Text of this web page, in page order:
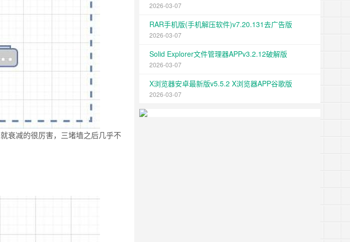
衰减的很厉害，三堵墙之后几乎不
2026-03-07
RAR手机版(手机解压软件)v7.20.131去广告版
2026-03-07
Solid Explorer文件管理器APPv3.2.12破解版
2026-03-07
X浏览器安卓最新版v5.5.2 X浏览器APP谷歌版
2026-03-07